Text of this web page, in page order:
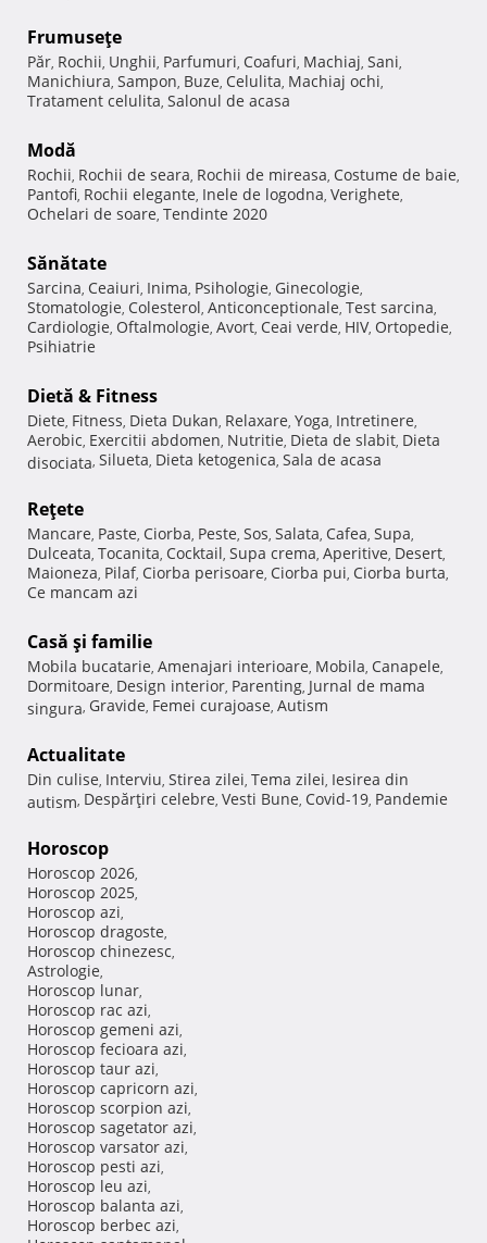
Frumuseţe
Păr, Rochii, Unghii, Parfumuri, Coafuri, Machiaj, Sani,
Manichiura, Sampon, Buze, Celulita, Machiaj ochi,
Tratament celulita, Salonul de acasa
Modă
Rochii, Rochii de seara, Rochii de mireasa, Costume de baie,
Pantofi, Rochii elegante, Inele de logodna, Verighete,
Ochelari de soare, Tendinte 2020
Sănătate
Sarcina, Ceaiuri, Inima, Psihologie, Ginecologie,
Stomatologie, Colesterol, Anticonceptionale, Test sarcina,
Cardiologie, Oftalmologie, Avort, Ceai verde, HIV, Ortopedie,
Psihiatrie
Dietă & Fitness
Diete, Fitness, Dieta Dukan, Relaxare, Yoga, Intretinere,
Aerobic, Exercitii abdomen, Nutritie, Dieta de slabit, Dieta
disociata, Silueta, Dieta ketogenica, Sala de acasa
Reţete
Mancare, Paste, Ciorba, Peste, Sos, Salata, Cafea, Supa,
Dulceata, Tocanita, Cocktail, Supa crema, Aperitive, Desert,
Maioneza, Pilaf, Ciorba perisoare, Ciorba pui, Ciorba burta,
Ce mancam azi
Casă şi familie
Mobila bucatarie, Amenajari interioare, Mobila, Canapele,
Dormitoare, Design interior, Parenting, Jurnal de mama
singura, Gravide, Femei curajoase, Autism
Actualitate
Din culise, Interviu, Stirea zilei, Tema zilei, Iesirea din
autism, Despărţiri celebre, Vesti Bune, Covid-19, Pandemie
Horoscop
Horoscop 2026,
Horoscop 2025,
Horoscop azi,
Horoscop dragoste,
Horoscop chinezesc,
Astrologie,
Horoscop lunar,
Horoscop rac azi,
Horoscop gemeni azi,
Horoscop fecioara azi,
Horoscop taur azi,
Horoscop capricorn azi,
Horoscop scorpion azi,
Horoscop sagetator azi,
Horoscop varsator azi,
Horoscop pesti azi,
Horoscop leu azi,
Horoscop balanta azi,
Horoscop berbec azi,